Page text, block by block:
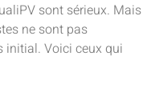
sont sérieux. Mais
ne sont pas
initial. Voici ceux qui